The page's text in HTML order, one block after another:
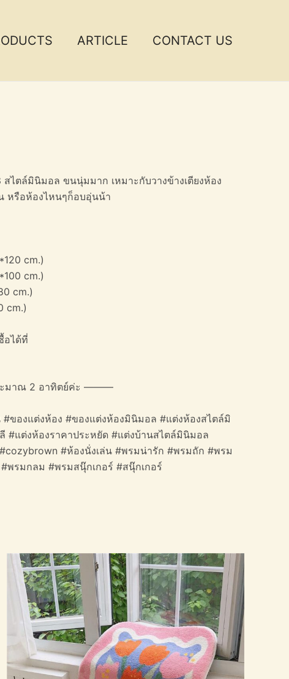
ARTICLE CONTACT US
ไตล์มินิมอล ขนนุ่มมาก เหมาะกับวางข้างเตียงห้อง
หรือห้องไหนๆก็อบอุ่นน้า
cm.)
cm.)
cm.)
cm.)
อได้ที่
มาณ 2 อาทิตย์ค่ะ ———
ของแต่งห้อง #ของแต่งห้องมินิมอล #แต่งห้องสไตล์มิ
#แต่งห้องราคาประหยัด #แต่งบ้านสไตล์มินิมอล
#ห้องนั่งเล่น #พรมน่ารัก #พรมถัก #พรม
พรมกลม #พรมสนุ๊กเกอร์ #สนุ๊กเกอร์